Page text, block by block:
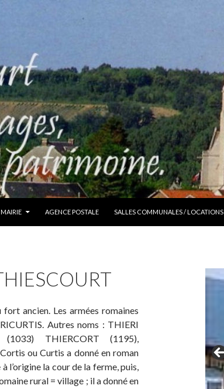
MAIRIE AGENCE POSTALE SALLES COMMUNALES / LOCATIONS
Les armées romaines
Autres noms : THIERI
THIERCORT (1195),
ou Curtis a donné en roman
l’origine la cour de la ferme, puis,
rural = village ; il a donné en